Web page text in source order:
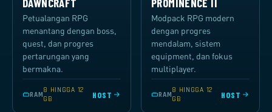
DAWNCRAFT
Petualangan RPG
menantang dengan boss,
quest, dan progres
pertarungan yang
bermakna.
RAM8 HINGGA 12
GB
HOST
PROMINENCE II
Modpack RPG modern
dengan progres
mendalam, sistem
equipment, dan fokus
multiplayer.
RAM8 HINGGA 12
GB
HOST